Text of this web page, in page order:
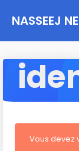
NASSEEJ
Vous devez